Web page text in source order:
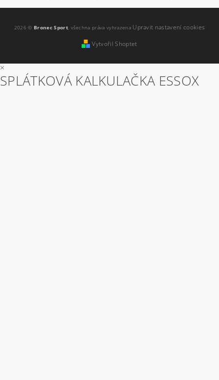
2026 © Bronec Sport, všechna práva vyhrazena Upravit nastavení cookies
Vytvořil Shoptet
×
SPLÁTKOVÁ KALKULAČKA ESSOX